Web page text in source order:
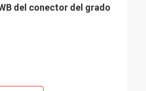
del conector del grado